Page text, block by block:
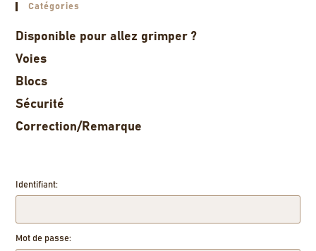
Catégories
Disponible pour allez grimper ?
Voies
Blocs
Sécurité
Correction/Remarque
Identifiant:
Mot de passe: